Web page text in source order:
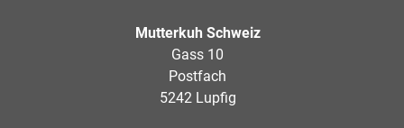
Mutterkuh Schweiz
Gass 10
Postfach
5242 Lupfig